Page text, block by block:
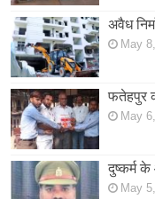
अवैध
May
फतेहपुर
May
दुष्कर्म के
May